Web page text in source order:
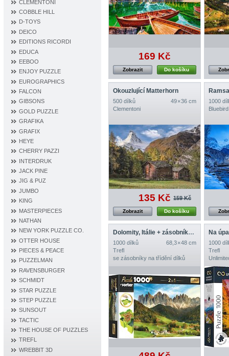
CLEMENTONI
COBBLE HILL
D‐TOYS
DEICO
EDITIONS RICORDI
EDUCA
EEBOO
ENJOY PUZZLE
EUROGRAPHICS
FALCON
GIBSONS
GOLD PUZZLE
GRAFIKA
GRAFIX
HEYE
CHERRY PAZZI
INTERDRUK
JACK PINE
JIG & PUZ
JUMBO
KING
MASTERPIECES
NATHAN
NEW YORK PUZZLE CO.
OTTER HOUSE
PIECES & PEACE
PUZZELMAN
RAVENSBURGER
SCHMIDT
STAR PUZZLE
STEP PUZZLE
SUNSOUT
TACTIC
THE HOUSE OF PUZZLES
TREFL
WREBBIT 3D
169 Kč
Do košíku
Zobrazit
Okouzlující Matterhorn
500 dílků
49 × 36 cm
Clementoni
135 Kč 159 Kč
Do košíku
Zobrazit
1000
Dolomity, Itálie + zásobníky pro třídění dílků
1000 dílků
68,3 × 48 cm
Trefl
se zásobníky na třídění dílků
1000
Trefl